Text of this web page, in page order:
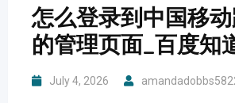
怎么登录到中国移
的管理页面_百度知
July 4, 2026